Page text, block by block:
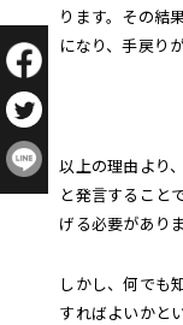
ります。その結
になり、手戻り
以上の理由より
と発言すること
げる必要がありま
しかし、何でも
すればよいかと